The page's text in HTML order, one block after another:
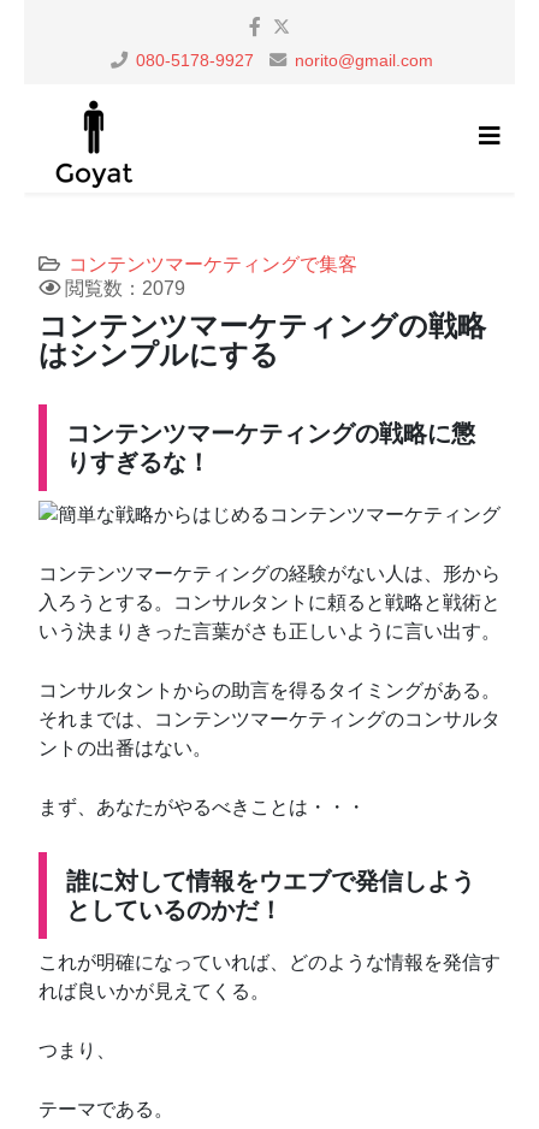
080-5178-9927 norito@gmail.com
コンテンツマーケティングで集客
閲覧数：2079
コンテンツマーケティングの戦略
はシンプルにする
コンテンツマーケティングの戦略に懲
りすぎるな！
コンテンツマーケティングの経験がない人は、形から
入ろうとする。コンサルタントに頼ると戦略と戦術と
いう決まりきった言葉がさも正しいように言い出す。
コンサルタントからの助言を得るタイミングがある。
それまでは、コンテンツマーケティングのコンサルタ
ントの出番はない。
まず、あなたがやるべきことは・・・
誰に対して情報をウエブで発信しよう
としているのかだ！
これが明確になっていれば、どのような情報を発信す
れば良いかが見えてくる。
つまり、
テーマである。